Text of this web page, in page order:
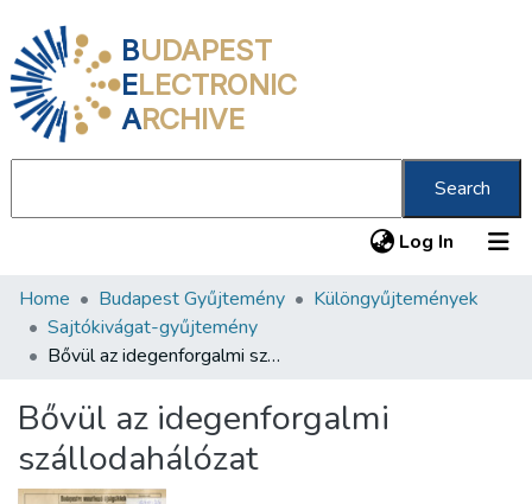
BUDAPEST
ELECTRONIC
ARCHIVE
Search
Log In (current)
Communities & Collections
All of DSpace
About us
Home Budapest Gyűjtemény
Különgyűjtemények
Sajtókivágat-gyűjtemény
Bővül az idegenforgalmi szállodahálózat
Bővül az idegenforgalmi
szállodahálózat